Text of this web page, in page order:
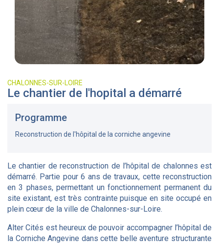
CHALONNES-SUR-LOIRE
Le chantier de l'hopital a démarré
Programme
Reconstruction de l'hôpital de la corniche angevine
Le chantier de reconstruction de l’hôpital de chalonnes est
démarré. Partie pour 6 ans de travaux, cette reconstruction
en 3 phases, permettant un fonctionnement permanent du
site existant, est très contrainte puisque en site occupé en
plein cœur de la ville de Chalonnes-sur-Loire.
Alter Cités est heureux de pouvoir accompagner l’hôpital de
la Corniche Angevine dans cette belle aventure structurante